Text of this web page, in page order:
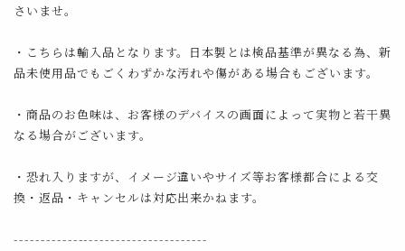
さいませ。
・こちらは輸入品となります。日本製とは検品基準が異なる為、新
品未使用品でもごくわずかな汚れや傷がある場合もございます。
・商品のお色味は、お客様のデバイスの画面によって実物と若干異
なる場合がございます。
・恐れ入りますが、イメージ違いやサイズ等お客様都合による交
換・返品・キャンセルは対応出来かねます。
------------------------------------